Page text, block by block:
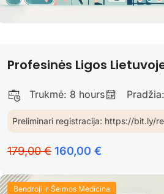
Profesinės Ligos
Trukmė: 8 hours
Preliminari registracija: https://bit.ly/
179,00 € 160,00 €
Bendroji ir Šeimos Medicina